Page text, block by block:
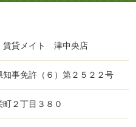
賃貸メイト 津中央店
知事免許（６）第２５２２号
町２丁目３８０